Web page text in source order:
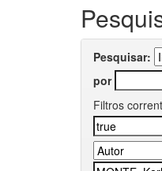
Pesquisar:
por
Filtros